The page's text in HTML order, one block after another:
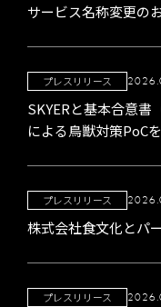
サービス名称変更の
プレスリリース
SKYERと基本合意
による鳥獣対策PoC
プレスリリース
株式会社食文化とパ
プレスリリース